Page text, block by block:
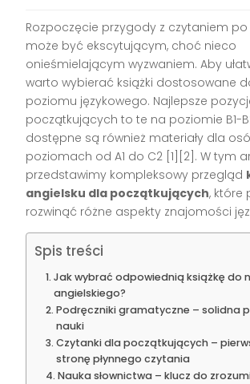
Rozpoczęcie przygody z czytaniem
może być ekscytującym, choć nieco
onieśmielającym wyzwaniem. Aby
warto wybierać książki dostosowane
poziomu językowego. Najlepsze
początkujących to te na poziomie B1-
dostępne są również materiały dla
poziomach od A1 do C2 [1][2]. W tym
przedstawimy kompleksowy przegląd
angielsku dla początkujących, które
rozwinąć różne aspekty znajomości
Spis treści
Jak wybrać odpowiednią książkę do
angielskiego?
Podręczniki gramatyczne – solidna
nauki
Czytanki dla początkujących –
stronę płynnego czytania
Nauka słownictwa – klucz do